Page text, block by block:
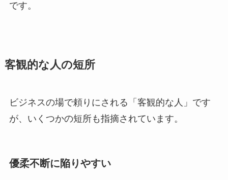
です。
客観的な人の短所
ビジネスの場で頼りにされる「客観的な人」です
が、いくつかの短所も指摘されています。
優柔不断に陥りやすい